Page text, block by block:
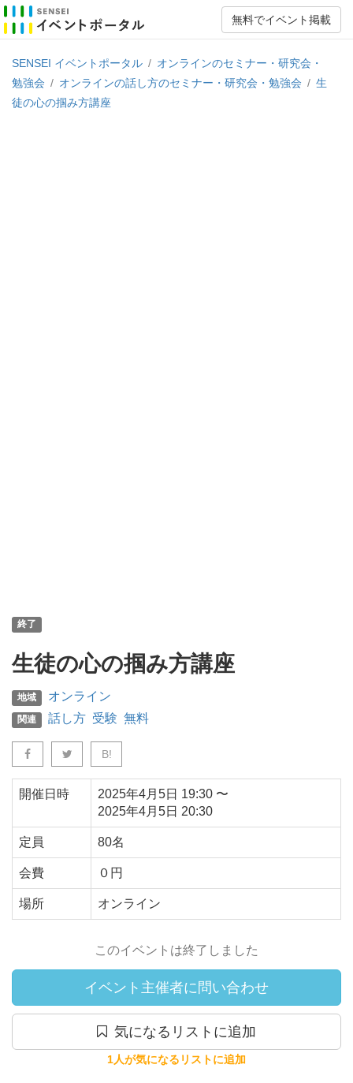
無料でイベント掲載
SENSEI イベントポータル / オンラインのセミナー・研究会・
勉強会 / オンラインの話し方のセミナー・研究会・勉強会 / 生
徒の心の掴み方講座
終了
生徒の心の掴み方講座
地域 オンライン
関連 話し方 受験 無料
B!
開催日時 2025年4月5日 19:30 〜
2025年4月5日 20:30
定員 80名
会費 ０円
場所 オンライン
このイベントは終了しました
イベント主催者に問い合わせ
気になるリストに追加
1人が気になるリストに追加